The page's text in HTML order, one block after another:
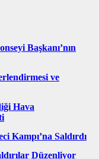
Başkanı’nın
ve
Hava
Kampı’na Saldırdı
Düzenliyor